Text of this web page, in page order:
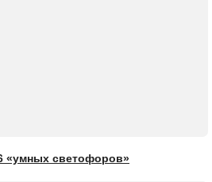
«умных светофоров»